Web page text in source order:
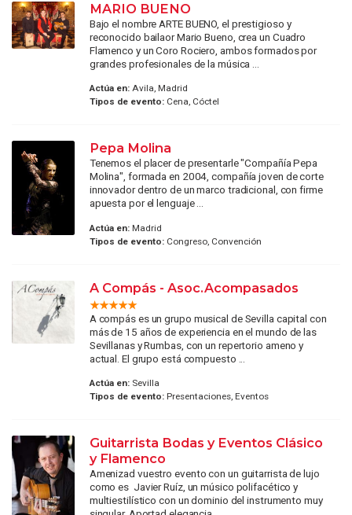
MARIO BUENO
Bajo el nombre ARTE BUENO, el prestigioso y
reconocido bailaor Mario Bueno, crea un Cuadro
Flamenco y un Coro Rociero, ambos formados por
grandes profesionales de la música ...
Actúa en:Avila, Madrid
Tipos de evento:Cena, Cóctel
Pepa Molina
Tenemos el placer de presentarle "Compañía Pepa
Molina", formada en 2004, compañía joven de corte
innovador dentro de un marco tradicional, con firme
apuesta por el lenguaje ...
Actúa en:Madrid
Tipos de evento:Congreso, Convención
A Compás - Asoc.Acompasados
A compás es un grupo musical de Sevilla capital con
más de 15 años de experiencia en el mundo de las
Sevillanas y Rumbas, con un repertorio ameno y
actual. El grupo está compuesto ...
Actúa en:Sevilla
Tipos de evento:Presentaciones, Eventos
Guitarrista Bodas y Eventos Clásico
y Flamenco
Amenizad vuestro evento con un guitarrista de lujo
como es Javier Ruíz, un músico polifacético y
multiestilístico con un dominio del instrumento muy